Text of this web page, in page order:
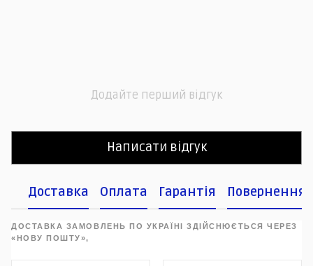
Додайте перший відгук
Написати відгук
Доставка Оплата Гарантія Повернення
ДОСТАВКА ЗАМОВЛЕНЬ ПО УКРАЇНІ ЗДІЙСНЮЄТЬСЯ ЧЕРЕЗ
«НОВУ ПОШТУ»,